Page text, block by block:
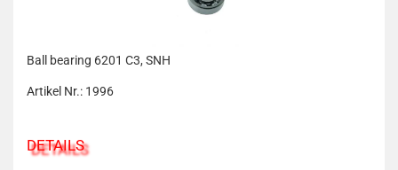
Ball bearing 6201 C3, SNH
Artikel Nr.: 1996
DETAILS